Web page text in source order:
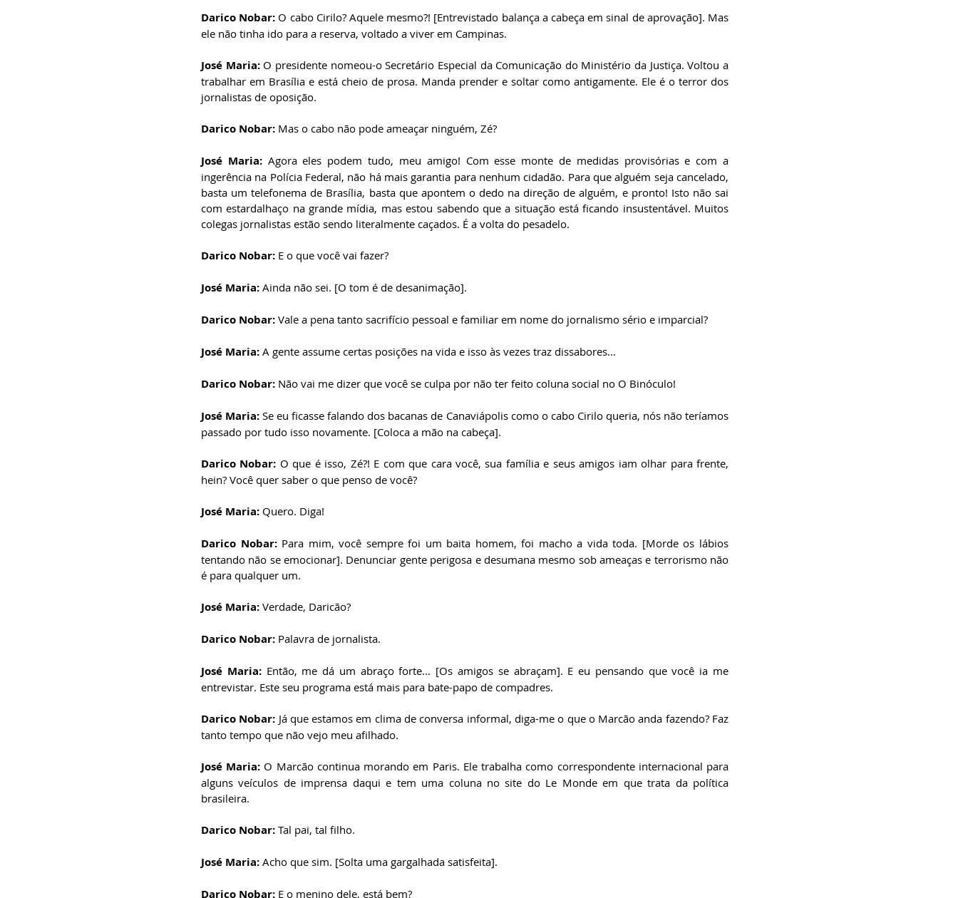
Darico Nobar: O cabo Cirilo? Aquele mesmo?! [Entrevistado balança a cabeça em sinal de aprovação]. Mas
ele não tinha ido para a reserva, voltado a viver em Campinas.
José Maria: O presidente nomeou-o Secretário Especial da Comunicação do Ministério da Justiça. Voltou a
trabalhar em Brasília e está cheio de prosa. Manda prender e soltar como antigamente. Ele é o terror dos
jornalistas de oposição.
Darico Nobar: Mas o cabo não pode ameaçar ninguém, Zé?
José Maria: Agora eles podem tudo, meu amigo! Com esse monte de medidas provisórias e com a
ingerência na Polícia Federal, não há mais garantia para nenhum cidadão. Para que alguém seja cancelado,
basta um telefonema de Brasília, basta que apontem o dedo na direção de alguém, e pronto! Isto não sai
com estardalhaço na grande mídia, mas estou sabendo que a situação está ficando insustentável. Muitos
colegas jornalistas estão sendo literalmente caçados. É a volta do pesadelo.
Darico Nobar: E o que você vai fazer?
José Maria: Ainda não sei. [O tom é de desanimação].
Darico Nobar: Vale a pena tanto sacrifício pessoal e familiar em nome do jornalismo sério e imparcial?
José Maria: A gente assume certas posições na vida e isso às vezes traz dissabores...
Darico Nobar: Não vai me dizer que você se culpa por não ter feito coluna social no O Binóculo!
José Maria: Se eu ficasse falando dos bacanas de Canaviápolis como o cabo Cirilo queria, nós não teríamos
passado por tudo isso novamente. [Coloca a mão na cabeça].
Darico Nobar: O que é isso, Zé?! E com que cara você, sua família e seus amigos iam olhar para frente,
hein? Você quer saber o que penso de você?
José Maria: Quero. Diga!
Darico Nobar: Para mim, você sempre foi um baita homem, foi macho a vida toda. [Morde os lábios
tentando não se emocionar]. Denunciar gente perigosa e desumana mesmo sob ameaças e terrorismo não
é para qualquer um.
José Maria: Verdade, Daricão?
Darico Nobar: Palavra de jornalista.
José Maria: Então, me dá um abraço forte... [Os amigos se abraçam]. E eu pensando que você ia me
entrevistar. Este seu programa está mais para bate-papo de compadres.
Darico Nobar: Já que estamos em clima de conversa informal, diga-me o que o Marcão anda fazendo? Faz
tanto tempo que não vejo meu afilhado.
José Maria: O Marcão continua morando em Paris. Ele trabalha como correspondente internacional para
alguns veículos de imprensa daqui e tem uma coluna no site do Le Monde em que trata da política
brasileira.
Darico Nobar: Tal pai, tal filho.
José Maria: Acho que sim. [Solta uma gargalhada satisfeita].
Darico Nobar: E o menino dele, está bem?